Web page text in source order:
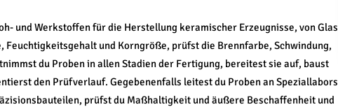
und Werkstoffen für die Herstellung keramischer Erzeugnisse, von Glas
Feuchtigkeitsgehalt und Korngröße, prüfst die Brennfarbe, Schwindung,
du Proben in allen Stadien der Fertigung, bereitest sie auf, baust
den Prüfverlauf. Gegebenenfalls leitest du Proben an Speziallabors
prüfst du Maßhaltigkeit und äußere Beschaffenheit und